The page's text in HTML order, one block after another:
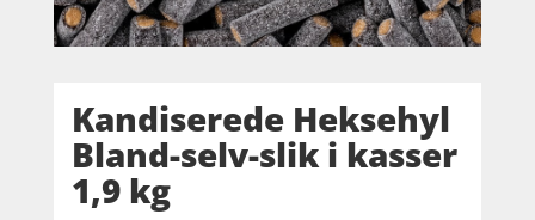
Kandiserede Heksehyl
Bland-selv-slik i kasser
1,9 kg